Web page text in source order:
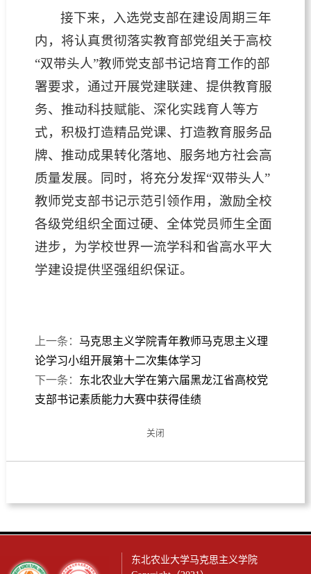
接下来，入选党支部在建设周期三年
内，将认真贯彻落实教育部党组关于高校
“双带头人”教师党支部书记培育工作的部
署要求，通过开展党建联建、提供教育服
务、推动科技赋能、深化实践育人等方
式，积极打造精品党课、打造教育服务品
牌、推动成果转化落地、服务地方社会高
质量发展。同时，将充分发挥“双带头人”
教师党支部书记示范引领作用，激励全校
各级党组织全面过硬、全体党员师生全面
进步，为学校世界一流学科和省高水平大
学建设提供坚强组织保证。
上一条： 马克思主义学院青年教师马克思主义理
论学习小组开展第十二次集体学习
下一条： 东北农业大学在第六届黑龙江省高校党
支部书记素质能力大赛中获得佳绩
关闭
东北农业大学马克思主义学院